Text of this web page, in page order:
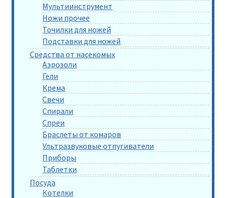
Мультиинструмент
Ножи прочее
Точилки для ножей
Подставки для ножей
Средства от насекомых
Аэрозоли
Гели
Крема
Свечи
Спирали
Спреи
Браслеты от комаров
Ультразвуковые отпугиватели
Приборы
Таблетки
Посуда
Котелки